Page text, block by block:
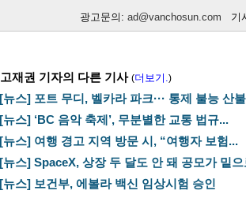
광고문의: ad@vanchosun.com 기
고재권 기자의 다른 기사 (더보기.)
[뉴스] 포트 무디, 벨카라 파크··· 통제 불능 산
[뉴스] ‘BC 음악 축제’, 무분별한 교통 법규...
[뉴스] 여행 경고 지역 방문 시, “여행자 보험...
[뉴스] SpaceX, 상장 두 달도 안 돼 공모가 밑
[뉴스] 보건부, 에볼라 백신 임상시험 승인